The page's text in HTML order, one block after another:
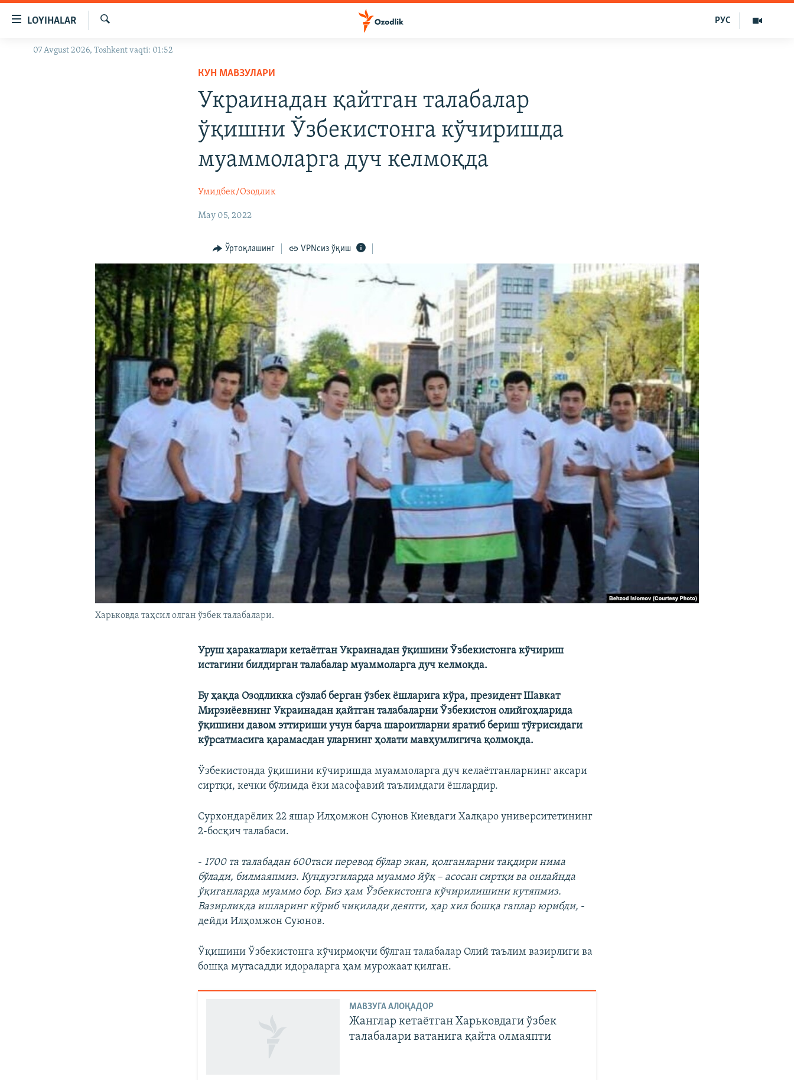
Бош
LOYIHALAR
OZODLIK SURISHTIRUVLARI
Излаш
РУС
07 Avgust 2026, Toshkent vaqti: 01:52
КУН МАВЗУЛАРИ
Украинадан қайтган талабалар
ўқишни Ўзбекистонга кўчиришда
муаммоларга дуч келмоқда
Умидбек/Озодлик
May 05, 2022
Ўртоқлашинг VPNсиз ўқиш
Харьковда таҳсил олган ўзбек талабалари.
Уруш ҳаракатлари кетаётган Украинадан ўқишини Ўзбекистонга кўчириш
истагини билдирган талабалар муаммоларга дуч келмоқда.
Бу ҳақда Озодликка сўзлаб берган ўзбек ёшларига кўра, президент Шавкат
Мирзиёевнинг Украинадан қайтган талабаларни Ўзбекистон олийгоҳларида
ўқишини давом эттириши учун барча шароитларни яратиб бериш тўғрисидаги
кўрсатмасига қарамасдан уларнинг ҳолати мавҳумлигича қолмоқда.
Ўзбекистонда ўқишини кўчиришда муаммоларга дуч келаётганларнинг аксари
сиртқи, кечки бўлимда ёки масофавий таълимдаги ёшлардир.
Сурхондарёлик 22 яшар Илҳомжон Суюнов Киевдаги Халқаро университетининг
2-босқич талабаси.
- 1700 та талабадан 600таси перевод бўлар экан, қолганларни тақдири нима
бўлади, билмаяпмиз. Кундузгиларда муаммо йўқ – асосан сиртқи ва онлайнда
ўқиганларда муаммо бор. Биз ҳам Ўзбекистонга кўчирилишини кутяпмиз.
Вазирликда ишларинг кўриб чиқилади деяпти, ҳар хил бошқа гаплар юрибди, -
дейди Илҳомжон Суюнов.
Ўқишини Ўзбекистонга кўчирмоқчи бўлган талабалар Олий таълим вазирлиги ва
бошқа мутасадди идораларга ҳам мурожаат қилган.
МАВЗУГА АЛОҚАДОР
Жанглар кетаётган Харьковдаги ўзбек
талабалари ватанига қайта олмаяпти